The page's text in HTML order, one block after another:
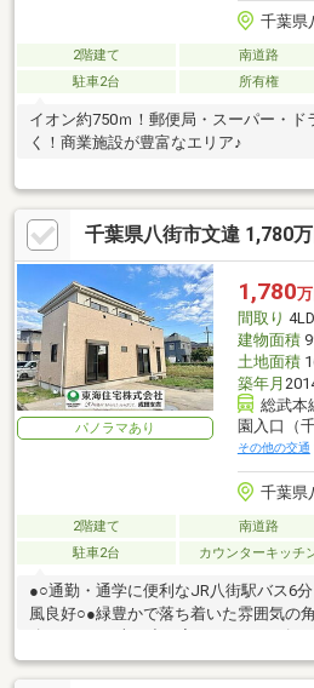
千葉県
2階建て 南道路
駐車2台
所有権
イオン約750ｍ！郵便局・スーパー・ド
く！商業施設が豊富なエリア♪
千葉県八街市文違 1,780
パノラマあり
1,780
間取り
建物面積
土地面積
築年月
総武本
園入口（
その他の交通
千葉県
2階建て 南道路
駐車2台
カウンターキッチ
●○通勤・通学に便利なJR八街駅バス6
風良好○●緑豊かで落ち着いた雰囲気の
路は6ｍとお車の出し入れもスムーズに